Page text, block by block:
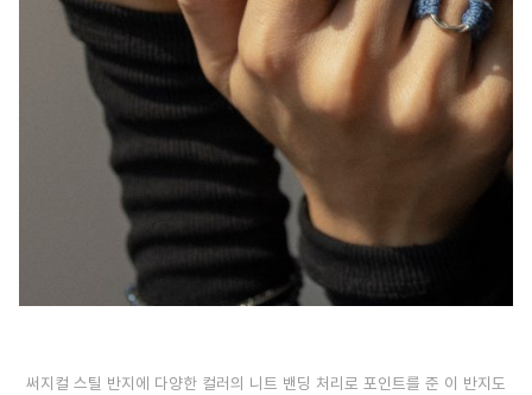
써지컬 스틸 반지에 다양한 컬러의 니트 밴딩 처리로 포인트를 준 이 반지도